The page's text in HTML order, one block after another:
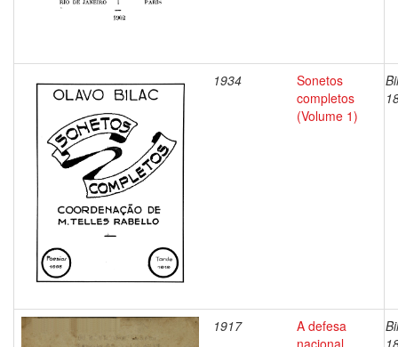
1934
Sonetos
completos
(Volume 1)
1917
A defesa
nacional